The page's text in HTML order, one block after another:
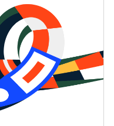
Музей янтаря